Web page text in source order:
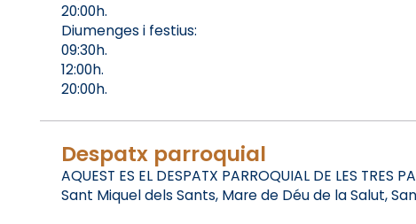
20:00h.
Diumenges i festius:
09:30h.
12:00h.
20:00h.
Despatx parroquial
AQUEST ES EL DESPATX PARROQUIAL DE LES TRES
Sant Miquel dels Sants, Mare de Déu de la Salut,